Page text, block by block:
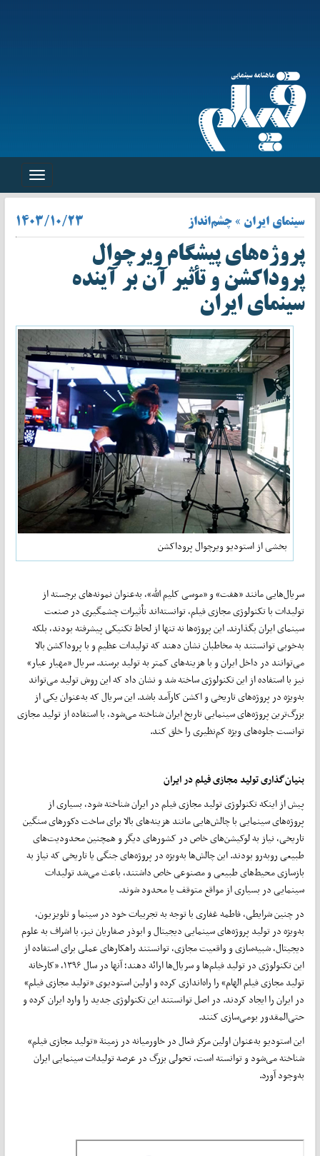
Toggle
سینمای ایران » چشم‌انداز ۱۴۰۳/۱۰/۲۳
پروژه‌های پیشگام ویرچوال
پروداکشن و تأثیر آن‌ بر آینده
سینمای ایران
بخشی از استودیو ویرچوال پروداکشن
سریال‌هایی مانند «هفت» و «موسی کلیم الله»، به‌عنوان نمونه‌های برجسته از
تولیدات با تکنولوژی مجازی فیلم، توانسته‌اند تأثیرات چشمگیری در صنعت
سینمای ایران بگذارند. این پروژه‌ها نه تنها از لحاظ تکنیکی پیشرفته بودند، بلکه
به‌خوبی توانستند به مخاطبان نشان دهند که تولیدات عظیم و با پروداکشن بالا
می‌توانند در داخل ایران و با هزینه‌های کمتر به تولید برسند. سریال «مهیار عیار»
نیز با استفاده از این تکنولوژی ساخته شد و نشان داد که این روش تولید می‌تواند
به‌ویژه در پروژه‌های تاریخی و اکشن کارآمد باشد. این سریال که به‌عنوان یکی از
بزرگ‌ترین پروژه‌های سینمایی تاریخ ایران شناخته می‌شود، با استفاده از تولید مجازی
توانست جلوه‌های ویژة کم‌نظیری را خلق کند.
بنیان‌گذاری تولید مجازی فیلم در ایران
پیش از اینکه تکنولوژی تولید مجازی فیلم در ایران شناخته شود، بسیاری از
پروژه‌های سینمایی با چالش‌هایی مانند هزینه‌های بالا برای ساخت دکورهای سنگین
تاریخی، نیاز به لوکیشن‌های خاص در کشورهای دیگر و همچنین محدودیت‌های
طبیعی روبه‌رو بودند. این چالش‌ها به‌ویژه در پروژه‌های جنگی یا تاریخی که نیاز به
بازسازی محیط‌های طبیعی و مصنوعی خاص داشتند، باعث می‌شد تولیدات
سینمایی در بسیاری از مواقع متوقف یا محدود شوند.
در چنین شرایطی، فاطمه غفاری با توجه به تجربیات خود در سینما و تلویزیون،
به‌ویژه در تولید پروژه‌های سینمایی دیجیتال و ابوذر صفاریان نیز، با اشراف به علوم
دیجیتال، شبیه‌سازی و واقعیت مجازی، توانستند راهکارهای عملی برای استفاده از
این تکنولوژی در تولید فیلم‌ها و سریال‌ها ارائه دهند؛ آنها در سال ۱۳۹۶، «کارخانه
تولید مجازی فیلم الهام» را راه‌اندازی کرده و اولین استودیوی «تولید مجازی فیلم»
در ایران را ایجاد کردند. در اصل توانستند این تکنولوژی جدید را وارد ایران کرده و
حتی‌المقدور بومی‌سازی کنند.
این استودیو به‌عنوان اولین مرکز فعال در خاورمیانه در زمینة «تولید مجازی فیلم»
شناخته می‌شود و توانسته است، تحولی بزرگ در عرصه تولیدات سینمایی ایران
به‌وجود آورد.